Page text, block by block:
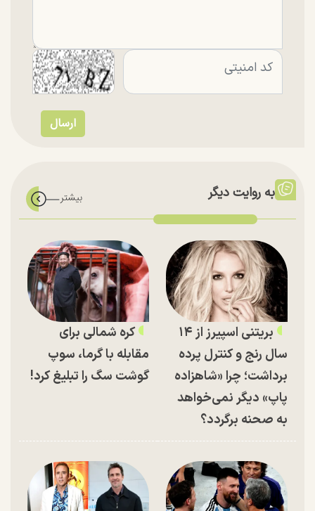
به روایت دیگر
بریتنی اسپیرز از ۱۴
سال رنج و کنترل پرده
برداشت؛ چرا «شاهزاده
پاپ» دیگر نمی‌خواهد
به صحنه برگردد؟
کره شمالی برای
مقابله با گرما، سوپ
گوشت سگ را تبلیغ کرد!